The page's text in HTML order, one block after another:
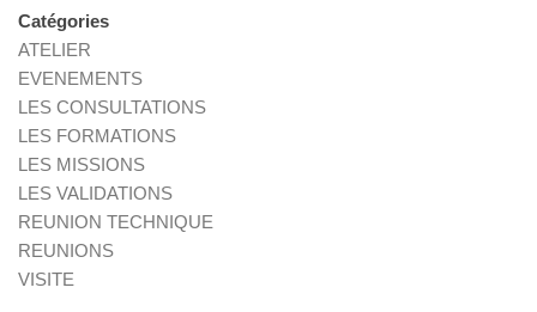
Catégories
ATELIER
EVENEMENTS
LES CONSULTATIONS
LES FORMATIONS
LES MISSIONS
LES VALIDATIONS
REUNION TECHNIQUE
REUNIONS
VISITE